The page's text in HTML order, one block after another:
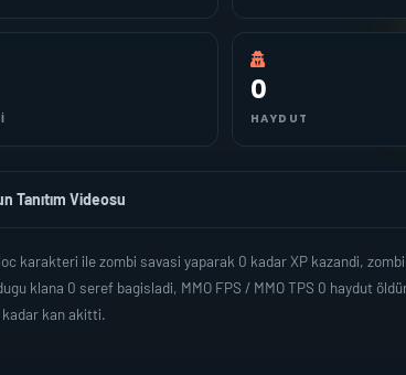
0
HAYDUT
Tanıtım Videosu
karakteri ile zombi savasi yaparak 0 kadar XP kazandi,
klana 0 seref bagisladi, MMO FPS / MMO TPS 0 haydut
kadar kan akitti.